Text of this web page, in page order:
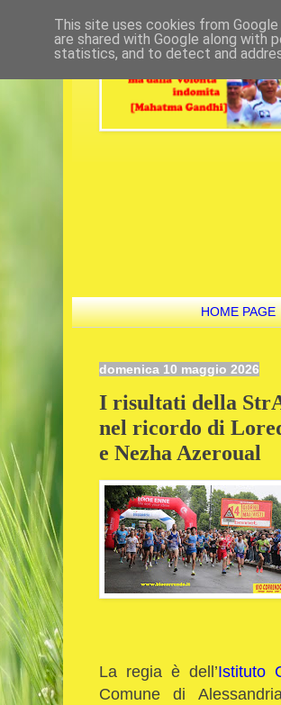
HOME PAGE
domenica 10 maggio 2026
I risultati della
nel ricordo di
e Nezha Azeroual
La regia è dell’Istituto
Comune di
This site uses cookies from
are shared with Google along with
statistics, and to detect and